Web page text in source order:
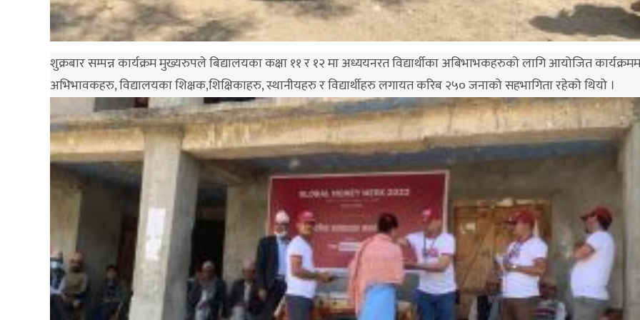
शुक्रबार सम्पन्न कार्यक्रम मुख्यरुपले बिद्यालयका कक्षा ११ र १२ मा अध्ययनरत विद्यार्थीका अबिभाभकहरुको लागि आयोजित
अभिभावकहरु, विद्यालयका शिक्षक,शिक्षिकाहरु, स्थानीयहरु र विद्यार्थीहरु लगायत करिब २५० जनाको सहभागिता रहेको थियो ।